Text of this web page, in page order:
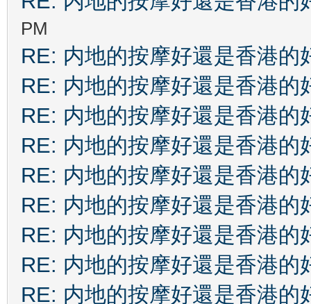
PM
RE: 内地的按摩好還是香港的
RE: 内地的按摩好還是香港的
RE: 内地的按摩好還是香港的
RE: 内地的按摩好還是香港的
RE: 内地的按摩好還是香港的
RE: 内地的按摩好還是香港的
RE: 内地的按摩好還是香港的
RE: 内地的按摩好還是香港的
RE: 内地的按摩好還是香港的